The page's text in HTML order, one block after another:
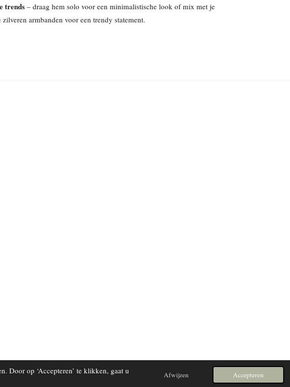
Door op ‘Accepteren’ te klikken, gaat u
Afwijzen Accepteren
trends– draag hem solo voor een minimalistische look of mix met je
zilveren armbanden voor een trendy statement.